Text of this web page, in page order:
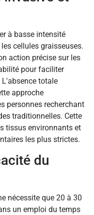
à basse intensité
cellules graisseuses.
action précise sur les
pour faciliter
totale
approche
personnes recherchant
traditionnelles. Cette
tissus environnants et
les plus strictes.
du
nécessite que 20 à 30
un emploi du temps